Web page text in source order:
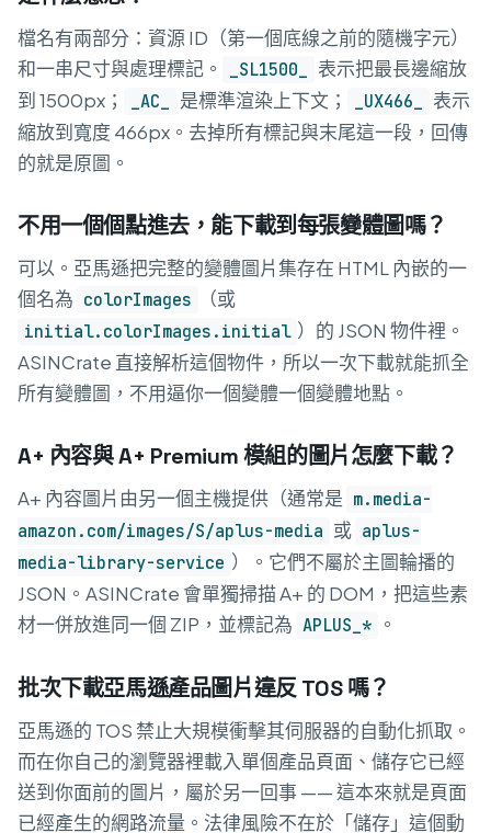
檔名有兩部分：資源 ID（第一個底線之前的隨機字元）
和一串尺寸與處理標記。
_SL1500_
表示把最長邊縮放
到 1500px；
_AC_ 是標準渲染上下文； _UX466_
表示
縮放到寬度 466px。去掉所有標記與末尾這一段，回傳
的就是原圖。
不用一個個點進去，能下載到每張變體圖嗎？
可以。亞馬遜把完整的變體圖片集存在 HTML 內嵌的一
個名為 colorImages （或
initial.colorImages.initial ）的 JSON 物件裡。
ASINCrate 直接解析這個物件，所以一次下載就能抓全
所有變體圖，不用逼你一個變體一個變體地點。
A+ 內容與 A+ Premium 模組的圖片怎麼下載？
A+ 內容圖片由另一個主機提供（通常是 m.media-
amazon.com/images/S/aplus-media 或 aplus-
media-library-service ）。它們不屬於主圖輪播的
JSON。ASINCrate 會單獨掃描 A+ 的 DOM，把這些素
材一併放進同一個 ZIP，並標記為 APLUS_* 。
批次下載亞馬遜產品圖片違反 TOS 嗎？
亞馬遜的 TOS 禁止大規模衝擊其伺服器的自動化抓取。
而在你自己的瀏覽器裡載入單個產品頁面、儲存它已經
送到你面前的圖片，屬於另一回事 —— 這本來就是頁面
已經產生的網路流量。法律風險不在於「儲存」這個動